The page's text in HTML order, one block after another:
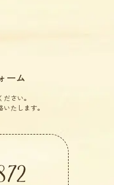
ーム
さい。
たします。